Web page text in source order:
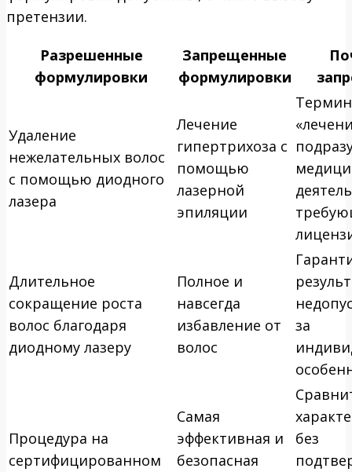
претензии.
Разрешенные
формулировки
Запрещенные
формулировки
Удаление
нежелательных волос
с помощью диодного
лазера
Лечение
гипертрихоза с
помощью
лазерной
эпиляции
Термин
Длительное
сокращение роста
волос благодаря
диодному лазеру
Полное и
навсегда
избавление от
волос
за
Процедура на
сертифицированном
Самая
эффективная и
безопасная
без